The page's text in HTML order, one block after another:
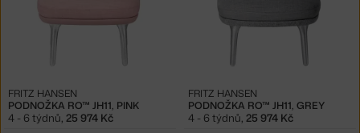
PODNOŽKA RO™ JH11, PINK
FRITZ HANSEN
4 - 6 týdnů 25 974 Kč
PODNOŽKA RO™ JH11, GREY
FRITZ HANSEN
4 - 6 týdnů 25 974 Kč